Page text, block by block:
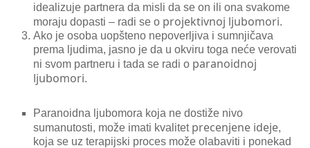
idealizuje partnera da misli da se on ili ona svakome
moraju dopasti – radi se o projektivnoj ljubomori.
Ako je osoba uopšteno nepoverljiva i sumnjičava
prema ljudima, jasno je da u okviru toga neće verovati
ni svom partneru i tada se radi o paranoidnoj
ljubomori.
Paranoidna ljubomora koja ne dostiže nivo
sumanutosti, može imati kvalitet precenjene ideje,
koja se uz terapijski proces može olabaviti i ponekad